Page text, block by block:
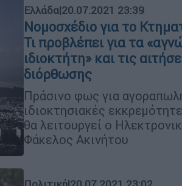
Ελλάδα|20.07.2021 23:39
Νομοσχέδιο για το
Τι προβλέπει για τα
ιδιοκτήτη» και τις
διόρθωσης
Πράσινο φως για
ιδιοκτησιακές
θα λειτουργεί ο
Φάκελος Ακινήτου